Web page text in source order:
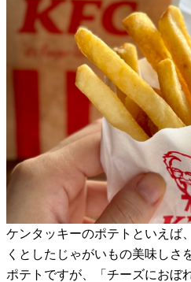
ケンタッキーのポテトといえば
くとしたじゃがいもの美味しさ
ポテトですが、「チーズにおぼ